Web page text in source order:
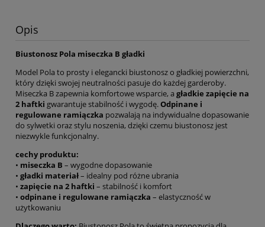
Opis
Biustonosz Pola miseczka B gładki
Model Pola to prosty i elegancki biustonosz o gładkiej powierzchni,
który dzięki swojej neutralności pasuje do każdej garderoby.
Miseczka B zapewnia komfortowe wsparcie, a gładkie zapięcie na
2 haftki gwarantuje stabilność i wygodę.Odpinane i
regulowane ramiączka pozwalają na indywidualne dopasowanie
do sylwetki oraz stylu noszenia, dzięki czemu biustonosz jest
niezwykle funkcjonalny.
cechy produktu:
• miseczka B – wygodne dopasowanie
• gładki materiał– idealny pod różne ubrania
• zapięcie na 2 haftki – stabilność i komfort
• odpinane i regulowane ramiączka – elastyczność w
użytkowaniu